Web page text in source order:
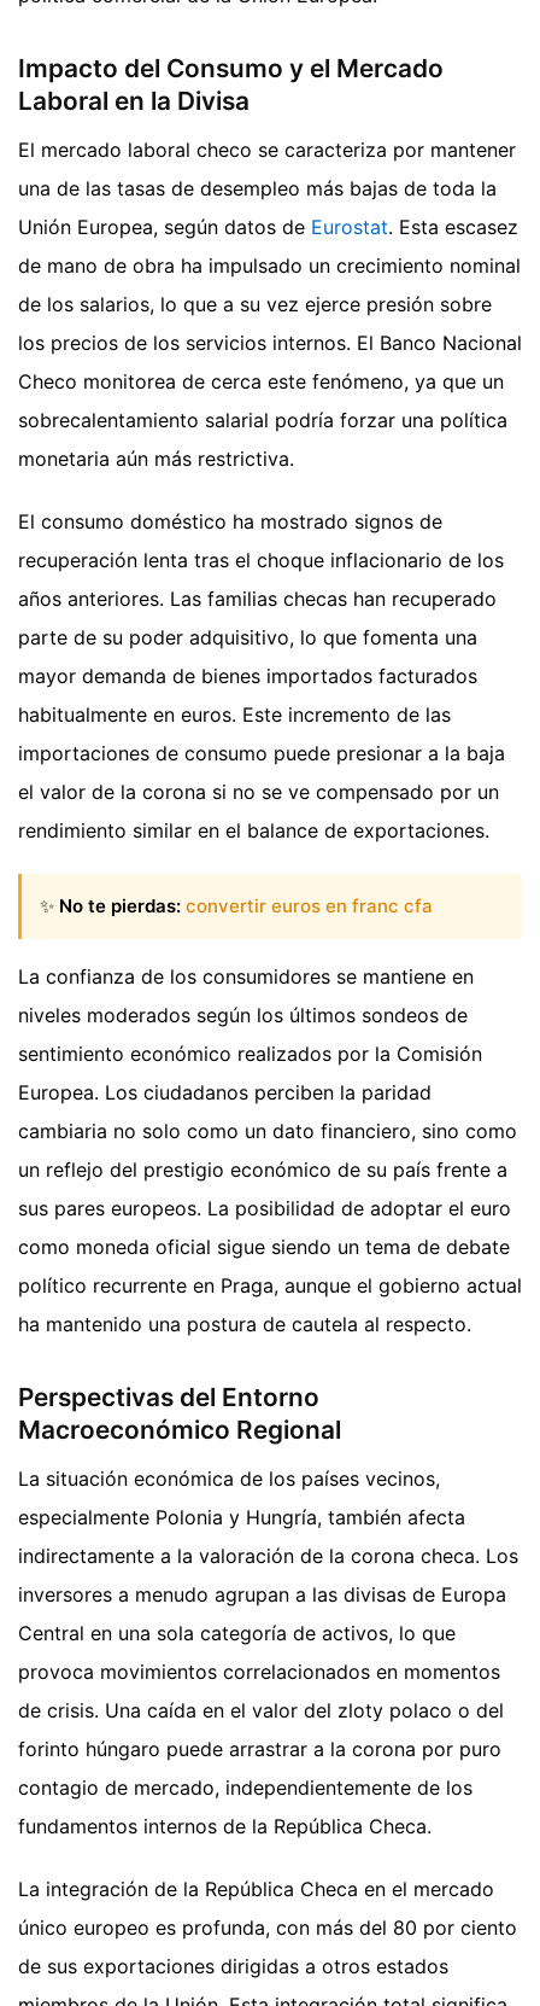
Impacto del Consumo y el Mercado
Laboral en la Divisa
El mercado laboral checo se caracteriza por mantener
una de las tasas de desempleo más bajas de toda la
Unión Europea, según datos de Eurostat. Esta escasez
de mano de obra ha impulsado un crecimiento nominal
de los salarios, lo que a su vez ejerce presión sobre
los precios de los servicios internos. El Banco Nacional
Checo monitorea de cerca este fenómeno, ya que un
sobrecalentamiento salarial podría forzar una política
monetaria aún más restrictiva.
El consumo doméstico ha mostrado signos de
recuperación lenta tras el choque inflacionario de los
años anteriores. Las familias checas han recuperado
parte de su poder adquisitivo, lo que fomenta una
mayor demanda de bienes importados facturados
habitualmente en euros. Este incremento de las
importaciones de consumo puede presionar a la baja
el valor de la corona si no se ve compensado por un
rendimiento similar en el balance de exportaciones.
✨ No te pierdas: convertir euros en franc cfa
La confianza de los consumidores se mantiene en
niveles moderados según los últimos sondeos de
sentimiento económico realizados por la Comisión
Europea. Los ciudadanos perciben la paridad
cambiaria no solo como un dato financiero, sino como
un reflejo del prestigio económico de su país frente a
sus pares europeos. La posibilidad de adoptar el euro
como moneda oficial sigue siendo un tema de debate
político recurrente en Praga, aunque el gobierno actual
ha mantenido una postura de cautela al respecto.
Perspectivas del Entorno
Macroeconómico Regional
La situación económica de los países vecinos,
especialmente Polonia y Hungría, también afecta
indirectamente a la valoración de la corona checa. Los
inversores a menudo agrupan a las divisas de Europa
Central en una sola categoría de activos, lo que
provoca movimientos correlacionados en momentos
de crisis. Una caída en el valor del zloty polaco o del
forinto húngaro puede arrastrar a la corona por puro
contagio de mercado, independientemente de los
fundamentos internos de la República Checa.
La integración de la República Checa en el mercado
único europeo es profunda, con más del 80 por ciento
de sus exportaciones dirigidas a otros estados